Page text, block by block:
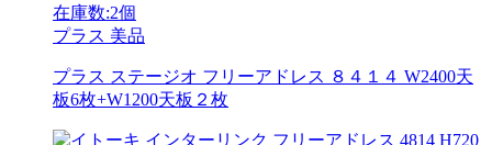
在庫数:2個
プラス 美品
プラス ステージオ フリーアドレス ８４１４ W2400天
板6枚+W1200天板２枚